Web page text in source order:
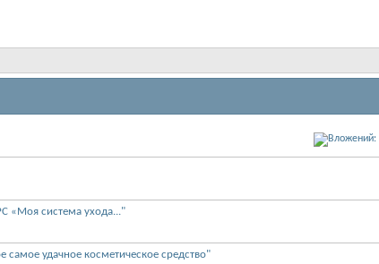
«Моя система ухода..."
удачное косметическое средство"